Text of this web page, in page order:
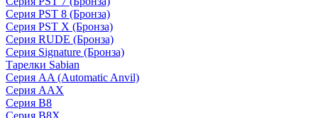
Серия PST 8 (Бронза)
Серия PST X (Бронза)
Серия RUDE (Бронза)
Серия Signature (Бронза)
Тарелки Sabian
Серия AA (Automatic Anvil)
Серия AAX
Серия B8
Серия B8X